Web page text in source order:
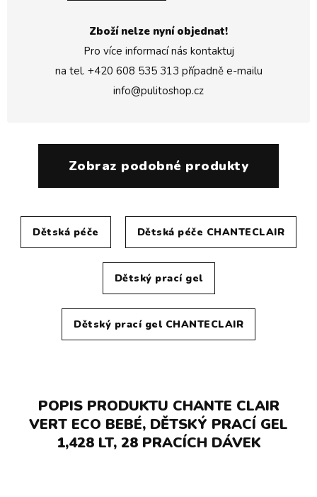
Zboží nelze nyní objednat!
Pro více informací nás kontaktuj
na tel. +420 608 535 313 případně e-mailu
info@pulitoshop.cz
Zobraz podobné produkty
Dětská péče Dětská péče CHANTECLAIR
Dětský prací gel
Dětský prací gel CHANTECLAIR
POPIS PRODUKTU CHANTE CLAIR
VERT ECO BEBÉ, DĚTSKÝ PRACÍ GEL
1,428 LT, 28 PRACÍCH DÁVEK